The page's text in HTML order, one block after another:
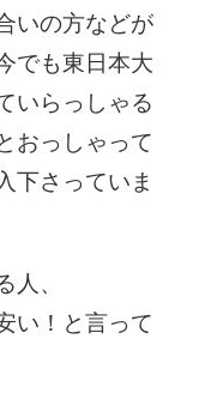
いの方などが
でも東日本大
いらっしゃる
おっしゃって
下さっていま
、
い！と言って